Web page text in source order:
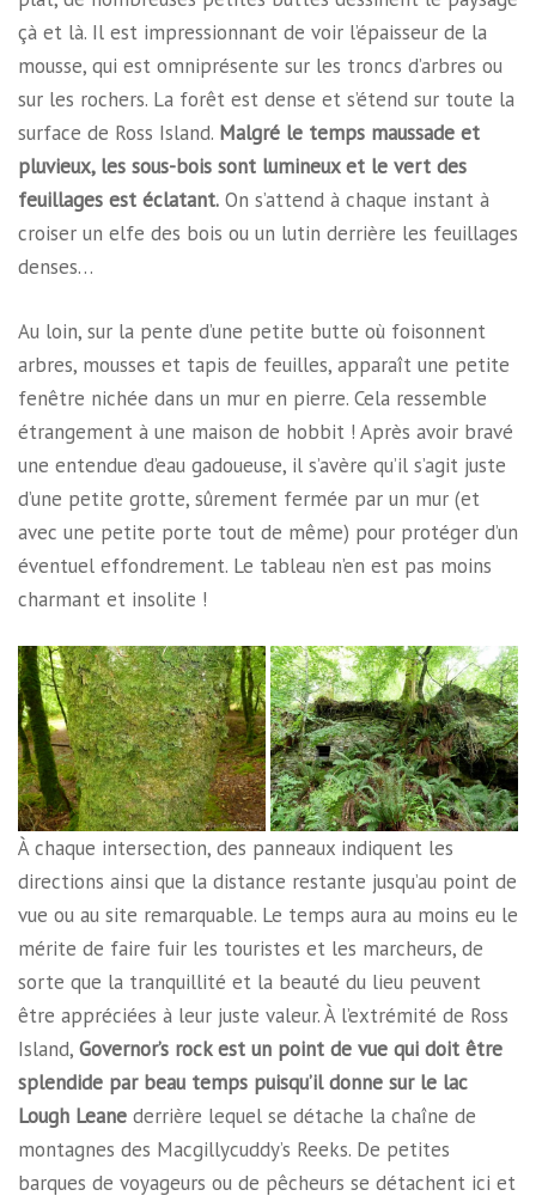
çà et là. Il est impressionnant de voir l’épaisseur de la
mousse, qui est omniprésente sur les troncs d’arbres ou
sur les rochers. La forêt est dense et s’étend sur toute la
surface de Ross Island. Malgré le temps maussade et
pluvieux, les sous-bois sont lumineux et le vert des
feuillages est éclatant. On s’attend à chaque instant à
croiser un elfe des bois ou un lutin derrière les feuillages
denses…
Au loin, sur la pente d’une petite butte où foisonnent
arbres, mousses et tapis de feuilles, apparaît une petite
fenêtre nichée dans un mur en pierre. Cela ressemble
étrangement à une maison de hobbit ! Après avoir bravé
une entendue d’eau gadoueuse, il s’avère qu’il s’agit juste
d’une petite grotte, sûrement fermée par un mur (et
avec une petite porte tout de même) pour protéger d’un
éventuel effondrement. Le tableau n’en est pas moins
charmant et insolite !
À chaque intersection, des panneaux indiquent les
directions ainsi que la distance restante jusqu’au point de
vue ou au site remarquable. Le temps aura au moins eu le
mérite de faire fuir les touristes et les marcheurs, de
sorte que la tranquillité et la beauté du lieu peuvent
être appréciées à leur juste valeur. À l’extrémité de Ross
Island, Governor’s rock est un point de vue qui doit être
splendide par beau temps puisqu’il donne sur le lac
Lough Leane derrière lequel se détache la chaîne de
montagnes des Macgillycuddy’s Reeks. De petites
barques de voyageurs ou de pêcheurs se détachent ici et